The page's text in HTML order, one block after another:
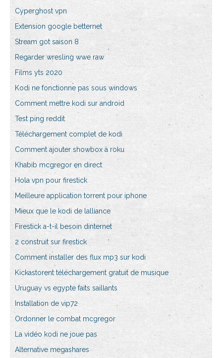
Cyperghost vpn
Extension google betternet
Stream got saison 8
Regarder wresling wwe raw
Films yts 2020
Kodi ne fonctionne pas sous windows
Comment mettre kodi sur android
Test ping reddit
Téléchargement complet de kodi
Comment ajouter showbox à roku
Khabib mcgregor en direct
Hola vpn pour firestick
Meilleure application torrent pour iphone
Mieux que le kodi de lalliance
Firestick a-t-il besoin dinternet
2 construit sur firestick
Comment installer des flux mp3 sur kodi
Kickastorent téléchargement gratuit de musique
Uruguay vs egypte faits saillants
Installation de vip72
Ordonner le combat mcgregor
La vidéo kodi ne joue pas
Alternative megashares